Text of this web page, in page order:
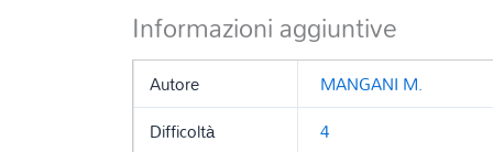
Informazioni aggiuntive
Autore
MANGANI M.
Difficoltà
4